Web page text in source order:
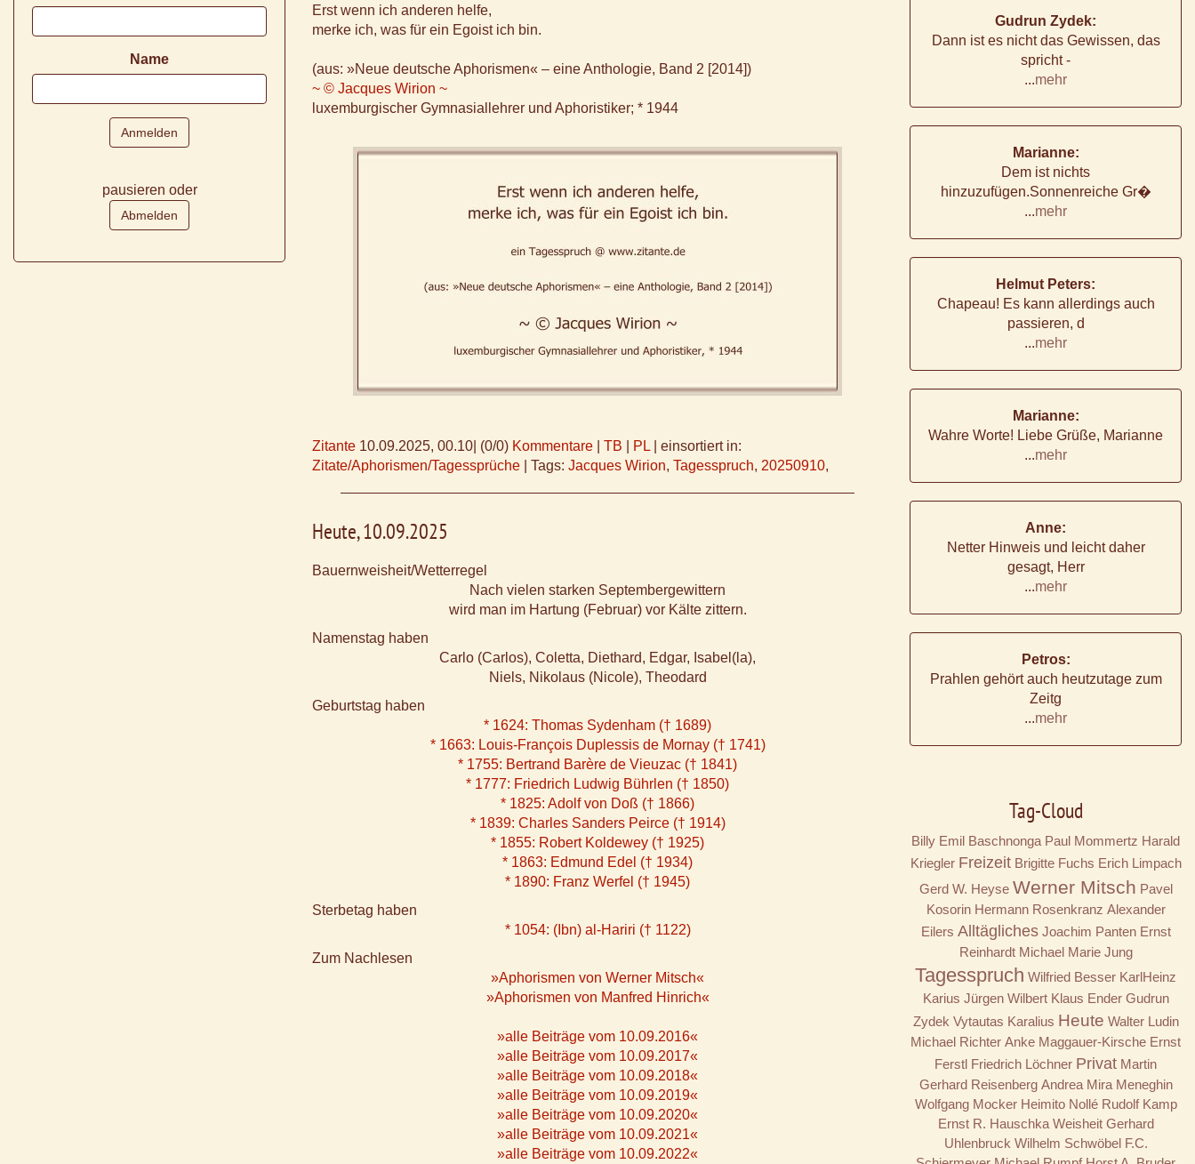
Erst wenn ich anderen helfe,
merke ich, was für ein Egoist ich bin.
(aus: »Neue deutsche Aphorismen« – eine Anthologie, Band 2 [2014])
~ © Jacques Wirion ~
luxemburgischer Gymnasiallehrer und Aphoristiker; * 1944
Zitante 10.09.2025, 00.10 (0/0) Kommentare TB PL
einsortiert in:
Zitate/Aphorismen/Tagessprüche
Tags: Jacques Wirion, Tagesspruch, 20250910,
Heute, 10.09.2025
Bauernweisheit/Wetterregel
Nach vielen starken Septembergewittern
wird man im Hartung (Februar) vor Kälte zittern.
Namenstag haben
Carlo (Carlos), Coletta, Diethard, Edgar, Isabel(la),
Niels, Nikolaus (Nicole), Theodard
Geburtstag haben
* 1624: Thomas Sydenham († 1689)
* 1663: Louis-François Duplessis de Mornay († 1741)
* 1755: Bertrand Barère de Vieuzac († 1841)
* 1777: Friedrich Ludwig Bührlen († 1850)
* 1825: Adolf von Doß († 1866)
* 1839: Charles Sanders Peirce († 1914)
* 1855: Robert Koldewey († 1925)
* 1863: Edmund Edel († 1934)
* 1890: Franz Werfel († 1945)
Sterbetag haben
* 1054: (Ibn) al-Hariri († 1122)
Zum Nachlesen
»Aphorismen von Werner Mitsch«
»Aphorismen von Manfred Hinrich«
»alle Beiträge vom 10.09.2016«
»alle Beiträge vom 10.09.2017«
»alle Beiträge vom 10.09.2018«
»alle Beiträge vom 10.09.2019«
»alle Beiträge vom 10.09.2020«
»alle Beiträge vom 10.09.2021«
»alle Beiträge vom 10.09.2022«
Name
pausieren oder
Gudrun Zydek:
Dann ist es nicht das Gewissen, das
spricht -
...mehr
Marianne:
Dem ist nichts
hinzuzufügen.Sonnenreiche Gr�
...mehr
Helmut Peters:
Chapeau! Es kann allerdings auch
passieren, d
...mehr
Marianne:
Wahre Worte! Liebe Grüße, Marianne
...mehr
Anne:
Netter Hinweis und leicht daher
gesagt, Herr
...mehr
Petros:
Prahlen gehört auch heutzutage zum
Zeitg
...mehr
Tag-Cloud
Billy Emil Baschnonga Paul Mommertz Harald
Kriegler Freizeit Brigitte Fuchs Erich Limpach
Gerd W. Heyse Werner Mitsch Pavel
Kosorin Hermann Rosenkranz Alexander
Eilers Alltägliches Joachim Panten Ernst
Reinhardt Michael Marie Jung
Tagesspruch Wilfried Besser KarlHeinz
Karius Jürgen Wilbert Klaus Ender Gudrun
Zydek Vytautas Karalius Heute Walter Ludin
Michael Richter Anke Maggauer-Kirsche Ernst
Ferstl Friedrich Löchner Privat Martin
Gerhard Reisenberg Andrea Mira Meneghin
Wolfgang Mocker Heimito Nollé Rudolf Kamp
Ernst R. Hauschka Weisheit Gerhard
Uhlenbruck Wilhelm Schwöbel F.C.